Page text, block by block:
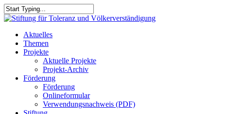
Skip
to
content
Close
search
Menu
Aktuelles
Themen
Projekte
Aktuelle Projekte
Projekt-Archiv
Förderung
Förderung
Onlineformular
Verwendungsnachweis (PDF)